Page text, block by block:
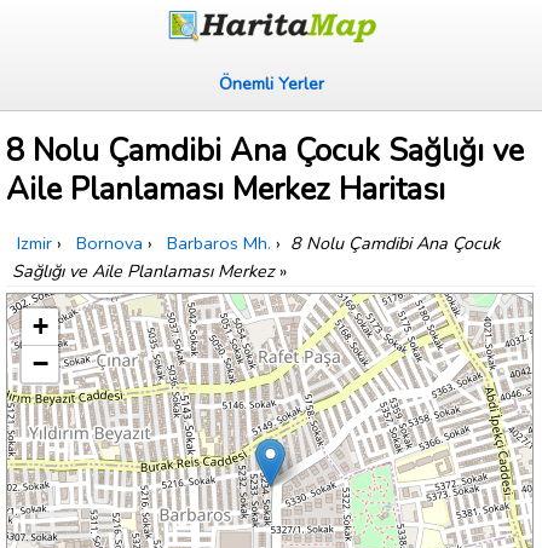
Önemli Yerler
8 Nolu Çamdibi Ana Çocuk Sağlığı ve
Aile Planlaması Merkez Haritası
Izmir › Bornova › Barbaros Mh. › 8 Nolu Çamdibi Ana Çocuk
Sağlığı ve Aile Planlaması Merkez»
+
−